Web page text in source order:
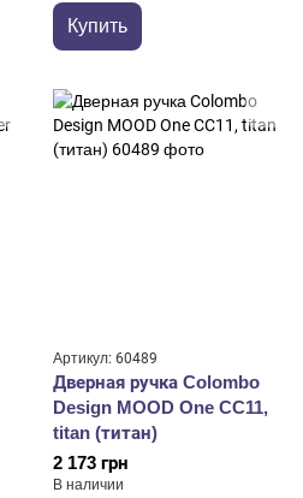
Купить
Артикул: 60489
Дверная ручка Colombo
Design MOOD One CC11,
titan (титан)
2 173 грн
В наличии